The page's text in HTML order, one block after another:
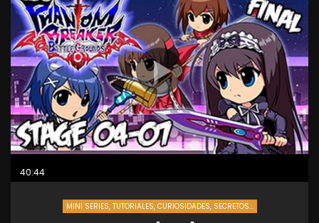
40:44
MINI SERIES, TUTORIALES, CURIOSIDADES, SECRETOS...